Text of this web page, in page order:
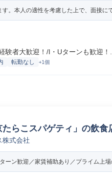
。本人の適性を考慮した上で、面接に
者大歓迎！/I・Uターンも歓迎！...
転勤なし +1個
らこスパゲティ」の飲食
株式会社
ーン歓迎／家賃補助あり／プライム上